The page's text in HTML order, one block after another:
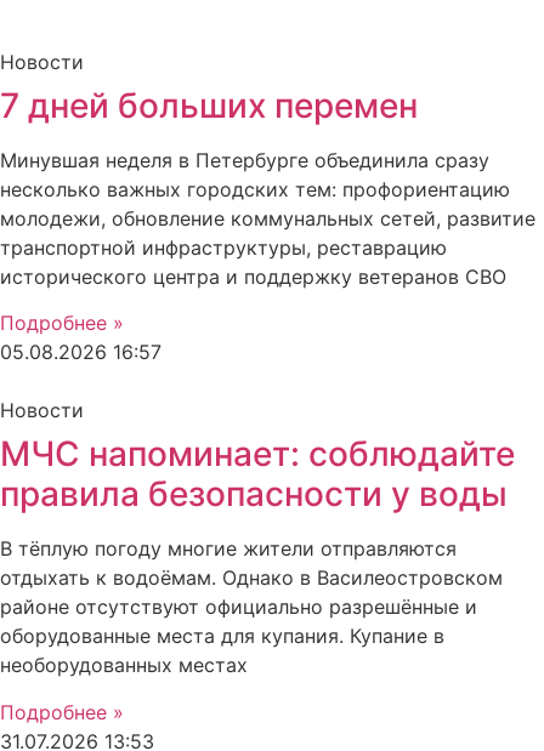
Новости
7 дней больших перемен
Минувшая неделя в Петербурге объединила сразу
несколько важных городских тем: профориентацию
молодежи, обновление коммунальных сетей, развитие
транспортной инфраструктуры, реставрацию
исторического центра и поддержку ветеранов СВО
Подробнее »
05.08.2026 16:57
Новости
МЧС напоминает: соблюдайте
правила безопасности у воды
В тёплую погоду многие жители отправляются
отдыхать к водоёмам. Однако в Василеостровском
районе отсутствуют официально разрешённые и
оборудованные места для купания. Купание в
необорудованных местах
Подробнее »
31.07.2026 13:53